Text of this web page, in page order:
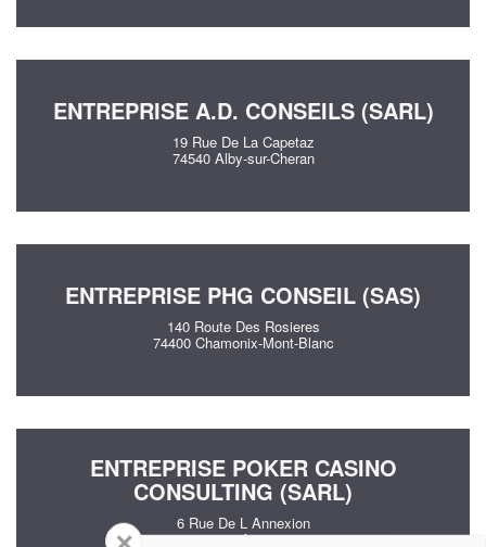
ENTREPRISE A.D. CONSEILS (SARL)
19 Rue De La Capetaz
74540 Alby-sur-Cheran
ENTREPRISE PHG CONSEIL (SAS)
140 Route Des Rosieres
74400 Chamonix-Mont-Blanc
ENTREPRISE POKER CASINO
CONSULTING (SARL)
6 Rue De L Annexion
74000 Annecy